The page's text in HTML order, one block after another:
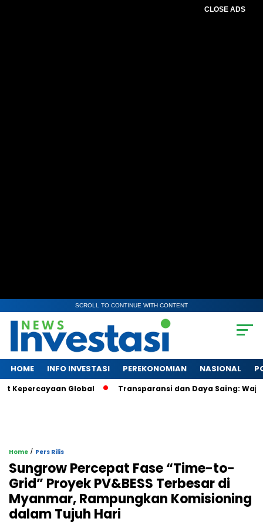
CLOSE ADS
SCROLL TO CONTINUE WITH CONTENT
HOME INFO INVESTASI PEREKONOMIAN NASIONAL
Global Transparansi dan Daya Saing: Wajah
Home / Pers Rilis
Sungrow Percepat Fase “Time-to-
Grid” Proyek PV&BESS Terbesar di
Myanmar, Rampungkan Komisioning
dalam Tujuh Hari